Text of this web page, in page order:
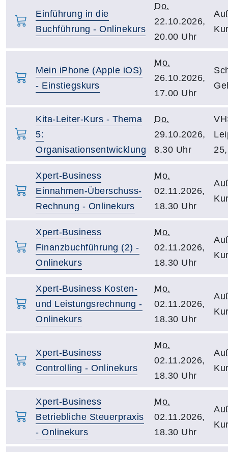
Einführung in die
Buchführung - Onlinekurs
Do.
22.10.2026,
20.00 Uhr
Mein iPhone (Apple iOS)
- Einstiegskurs
Mo.
26.10.2026,
17.00 Uhr
Kita-Leiter-Kurs - Thema
5:
Organisationsentwicklung
Do.
29.10.2026,
8.30 Uhr
Xpert-Business
Einnahmen-Überschuss-
Rechnung - Onlinekurs
Mo.
02.11.2026,
18.30 Uhr
Xpert-Business
Finanzbuchführung (2) -
Onlinekurs
Mo.
02.11.2026,
18.30 Uhr
Xpert-Business Kosten-
und Leistungsrechnung -
Onlinekurs
Mo.
02.11.2026,
18.30 Uhr
Xpert-Business
Controlling - Onlinekurs
Mo.
02.11.2026,
18.30 Uhr
Xpert-Business
Betriebliche Steuerpraxis
- Onlinekurs
Mo.
02.11.2026,
18.30 Uhr